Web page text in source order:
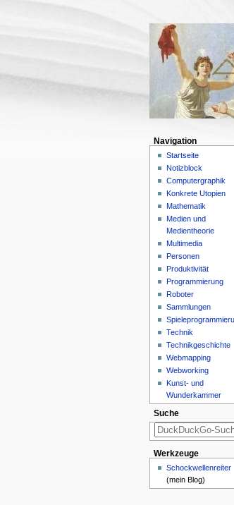
Navigation
Startseite
Notizblock
Computergraphik
Konkrete Utopien
Mathematik
Medien und
Medientheorie
Multimedia
Personen
Produktivität
Programmierung
Roboter
Sammlungen
Technik
Technikgeschichte
Webmapping
Webworking
Kunst- und
Wunderkammer
Suche
Werkzeuge
Schockwellenreiter
(mein Blog)